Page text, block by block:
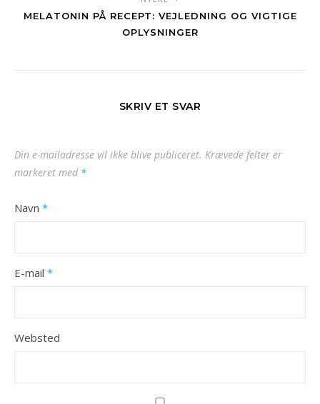
MELATONIN PÅ RECEPT: VEJLEDNING OG VIGTIGE
OPLYSNINGER
SKRIV ET SVAR
Din e-mailadresse vil ikke blive publiceret. Krævede felter er
markeret med *
Navn *
E-mail *
Websted